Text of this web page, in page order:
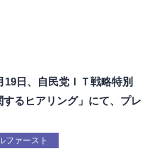
19日、自民党ＩＴ戦略特別
るヒアリング」にて、プレ
ファースト